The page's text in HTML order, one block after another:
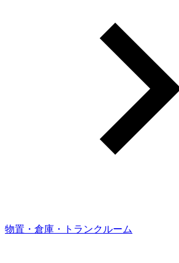
物置・倉庫・トランクルーム